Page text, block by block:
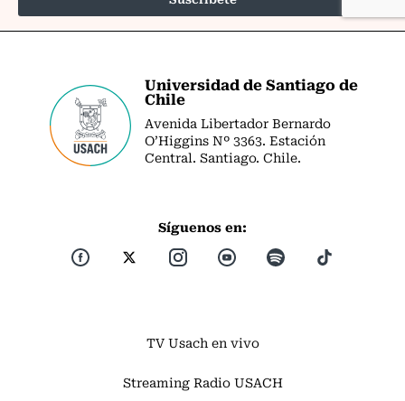
Universidad de Santiago de
Chile
Avenida Libertador Bernardo
O’Higgins Nº 3363. Estación
Central. Santiago. Chile.
Síguenos en:
TV Usach en vivo
Streaming Radio USACH